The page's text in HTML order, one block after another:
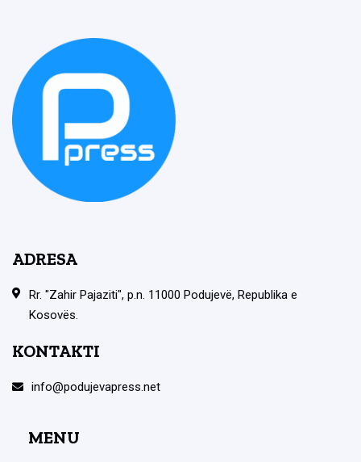
ADRESA
Rr. "Zahir Pajaziti", p.n. 11000 Podujevë, Republika e
Kosovës.
KONTAKTI
info@podujevapress.net
MENU